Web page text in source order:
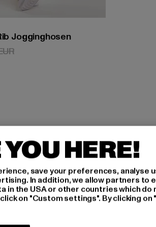
Jogginghosen
EUR
Aktionspreis: 89,99 EUR
HERE!
save your preferences, analyse
In addition, we allow partners to
in the USA or other countries which do
on "Custom settings". By clicking